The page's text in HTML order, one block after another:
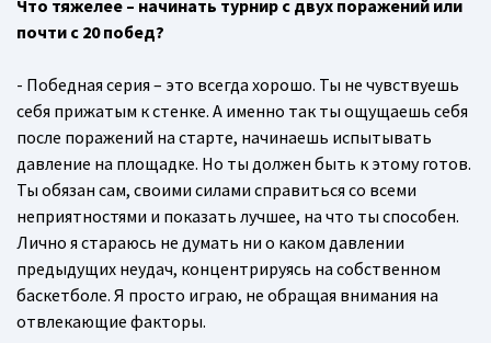
Что тяжелее – начинать турнир с двух поражений или
почти с 20 побед?
- Победная серия – это всегда хорошо. Ты не чувствуешь
себя прижатым к стенке. А именно так ты ощущаешь себя
после поражений на старте, начинаешь испытывать
давление на площадке. Но ты должен быть к этому готов.
Ты обязан сам, своими силами справиться со всеми
неприятностями и показать лучшее, на что ты способен.
Лично я стараюсь не думать ни о каком давлении
предыдущих неудач, концентрируясь на собственном
баскетболе. Я просто играю, не обращая внимания на
отвлекающие факторы.